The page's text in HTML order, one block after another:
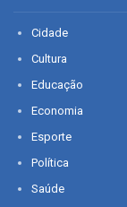
Cidade
Cultura
Educação
Economia
Esporte
Política
Saúde